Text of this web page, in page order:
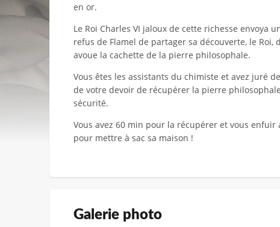
en or.
Le Roi Charles VI jaloux de cette richesse envoya
refus de Flamel de partager sa découverte, le
avoue la cachette de la pierre philosophale.
Vous êtes les assistants du chimiste et avez juré
de votre devoir de récupérer la pierre
sécurité.
Vous avez 60 min pour la récupérer et vous
pour mettre à sac sa maison !
Galerie photo